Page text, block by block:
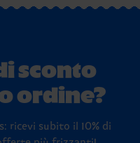
sconto
ordine?
ricevi subito il 10% di